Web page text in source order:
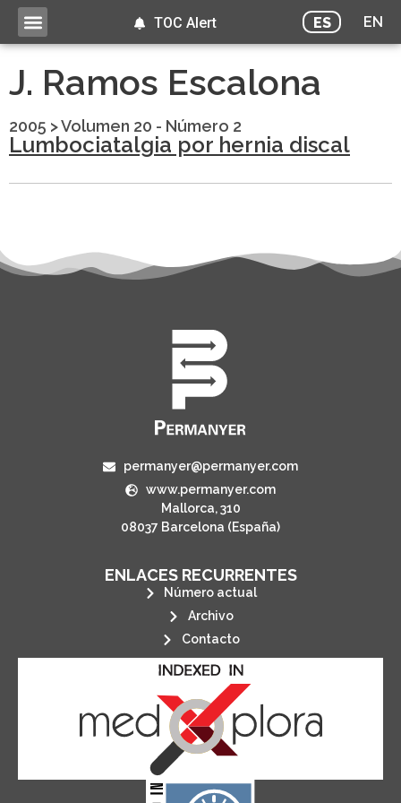
ES EN
TOC Alert
J. Ramos Escalona
2005 >Volumen 20 - Número 2
Lumbociatalgia por hernia discal
permanyer@permanyer.com
www.permanyer.com
Mallorca, 310
08037 Barcelona (España)
ENLACES RECURRENTES
Número actual
Archivo
Contacto